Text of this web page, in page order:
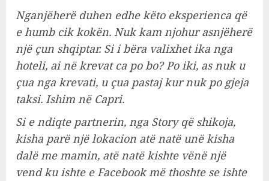
Nganjëherë duhen edhe këto eksperienca që
e humb cik kokën. Nuk kam njohur asnjëherë
një çun shqiptar. Si i bëra valixhet ika nga
hoteli, ai në krevat ca po bo? Po iki, as nuk u
çua nga krevati, u çua pastaj kur nuk po gjeja
taksi. Ishim në Capri.
Si e ndiqte partnerin, nga Story që shikoja,
kisha parë një lokacion atë natë unë kisha
dalë me mamin, atë natë kishte vënë një
vend ku ishte e Facebook më thoshte se ishte